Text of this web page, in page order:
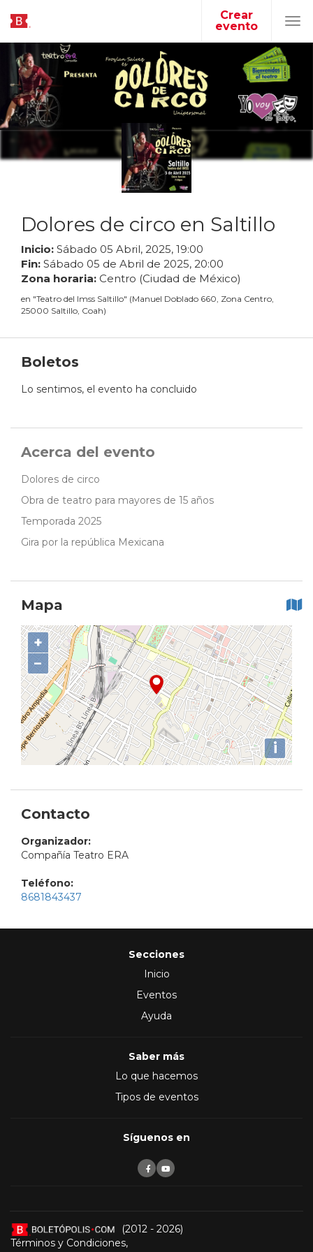
Crear
evento
Dolores de circo en Saltillo
Inicio: Sábado 05 Abril, 2025, 19:00
Fin: Sábado 05 de Abril de 2025, 20:00
Zona horaria: Centro (Ciudad de México)
en "Teatro del Imss Saltillo" (Manuel Doblado 660, Zona Centro,
25000 Saltillo, Coah)
Boletos
Lo sentimos, el evento ha concluido
Acerca del evento
Dolores de circo
Obra de teatro para mayores de 15 años
Temporada 2025
Gira por la república Mexicana
Mapa
+
−
i
Contacto
Organizador:
Compañía Teatro ERA
Teléfono:
8681843437
Secciones
Inicio
Eventos
Ayuda
Saber más
Lo que hacemos
Tipos de eventos
Síguenos en
(2012 - 2026)
Términos y Condiciones,